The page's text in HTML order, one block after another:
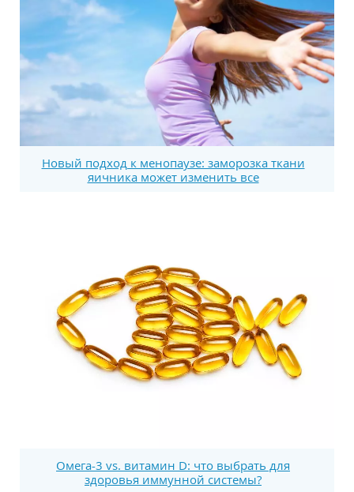
Новый подход к менопаузе: заморозка ткани
яичника может изменить все
Омега-3 vs. витамин D: что выбрать для
здоровья иммунной системы?